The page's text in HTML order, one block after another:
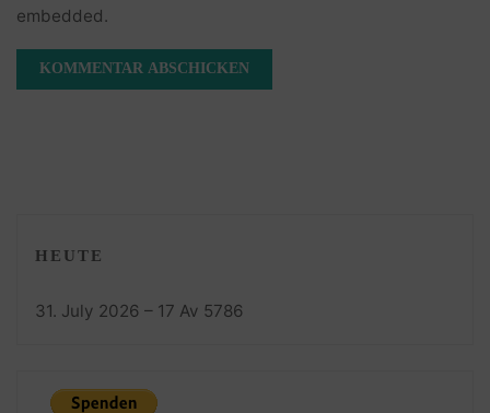
embedded.
HEUTE
31. July 2026 – 17 Av 5786